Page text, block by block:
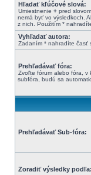
Hľadať kľúčové slová:
Umiestnenie + pred
nemá byť vo výsledkoch.
z nich. Použitím *
Vyhľadať autora:
Zadaním * nahradíte časť
Prehľadávať fóra:
Zvoľte fórum alebo fóra,
subfóra, budú sa
Prehľadávať Sub-fóra:
Zoradiť výsledky podľa: